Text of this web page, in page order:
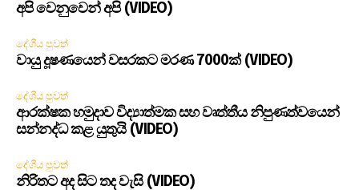
අපි වෙනුවෙන් අපි (VIDEO)
දේශීය පුවත්
වායු දූෂණයෙන් වසරකට මරණ 7000ක් (VIDEO)
දේශීය පුවත්
ආරක්ෂක හමුදාව විද්‍යාත්මක සහ වෘත්තීය නිපුණත්වයෙන්
සන්නද්ධ කළ යුතුයි (VIDEO)
දේශීය පුවත්
නිරිතට අද සිට තද වැසි (VIDEO)